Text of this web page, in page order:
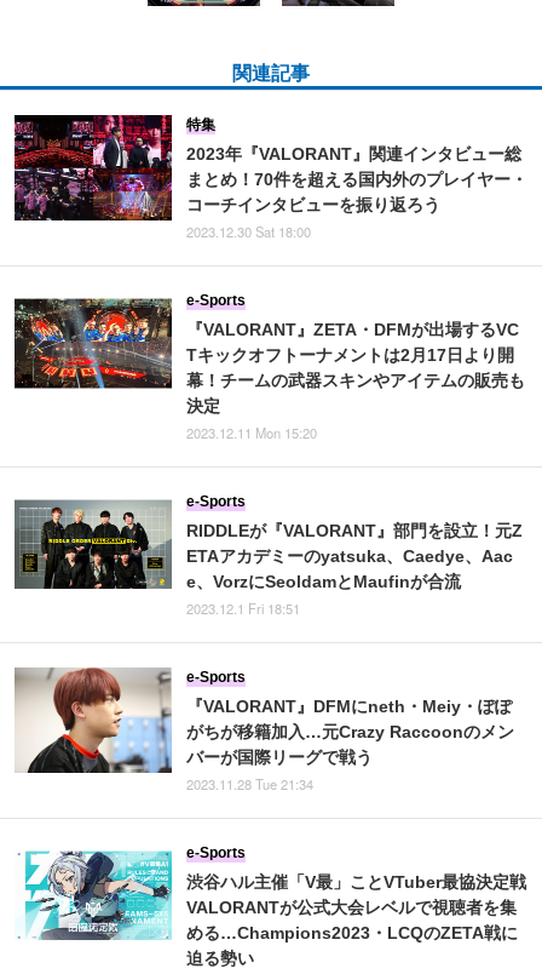
関連記事
2023年『VALORANT』関連インタビュー総
まとめ！70件を超える国内外のプレイヤー・
コーチインタビューを振り返ろう
特集
2023.12.30 Sat 18:00
『VALORANT』ZETA・DFMが出場するVC
Tキックオフトーナメントは2月17日より開
幕！チームの武器スキンやアイテムの販売も
決定
e-Sports
2023.12.11 Mon 15:20
RIDDLEが『VALORANT』部門を設立！元Z
ETAアカデミーのyatsuka、Caedye、Aac
e、VorzにSeoldamとMaufinが合流
e-Sports
2023.12.1 Fri 18:51
『VALORANT』DFMにneth・Meiy・ぽぽ
がちが移籍加入…元Crazy Raccoonのメン
バーが国際リーグで戦う
e-Sports
2023.11.28 Tue 21:34
渋谷ハル主催「V最」ことVTuber最協決定戦
VALORANTが公式大会レベルで視聴者を集
める…Champions2023・LCQのZETA戦に
迫る勢い
e-Sports